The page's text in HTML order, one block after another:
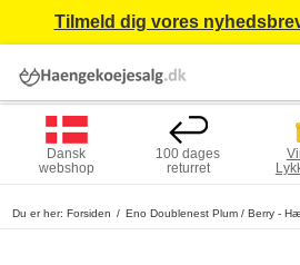
Tilmeld dig vores
Dansk
webshop
100 dages
returret
Du er her: Forsiden Eno Doublenest Plum / Berry -